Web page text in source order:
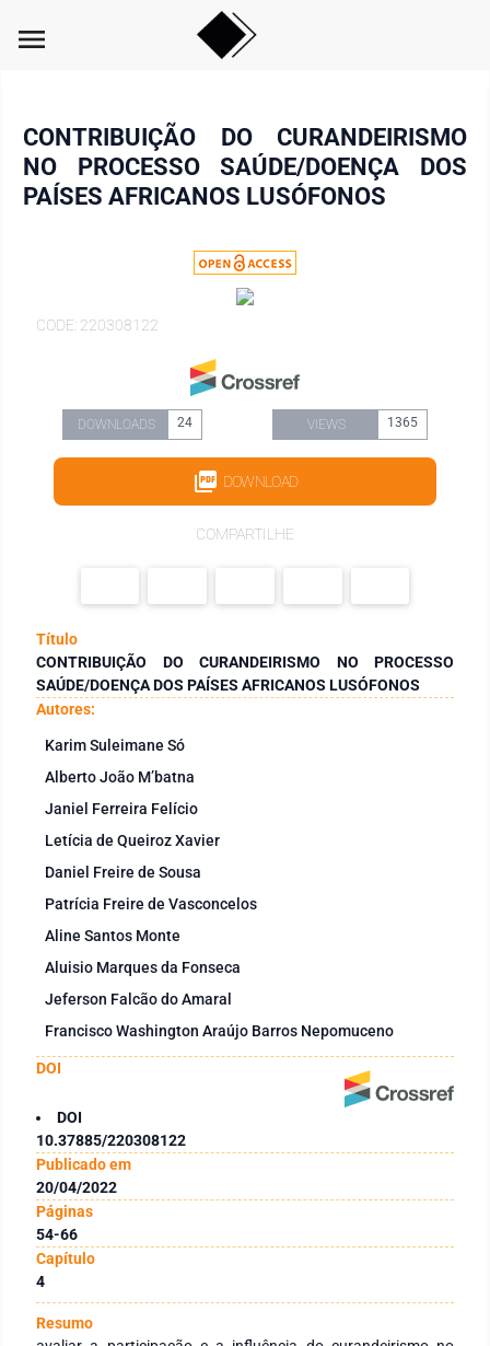
menu
CONTRIBUIÇÃO DO CURANDEIRISMO
NO PROCESSO SAÚDE/DOENÇA DOS
PAÍSES AFRICANOS LUSÓFONOS
CODE: 220308122
DOWNLOADS 24 VIEWS 1365
DOWNLOAD
COMPARTILHE
Título
CONTRIBUIÇÃO DO CURANDEIRISMO NO PROCESSO
SAÚDE/DOENÇA DOS PAÍSES AFRICANOS LUSÓFONOS
Autores:
Karim Suleimane Só
Alberto João M’batna
Janiel Ferreira Felício
Letícia de Queiroz Xavier
Daniel Freire de Sousa
Patrícia Freire de Vasconcelos
Aline Santos Monte
Aluisio Marques da Fonseca
Jeferson Falcão do Amaral
Francisco Washington Araújo Barros Nepomuceno
DOI
DOI
10.37885/220308122
Publicado em
20/04/2022
Páginas
54-66
Capítulo
4
Resumo